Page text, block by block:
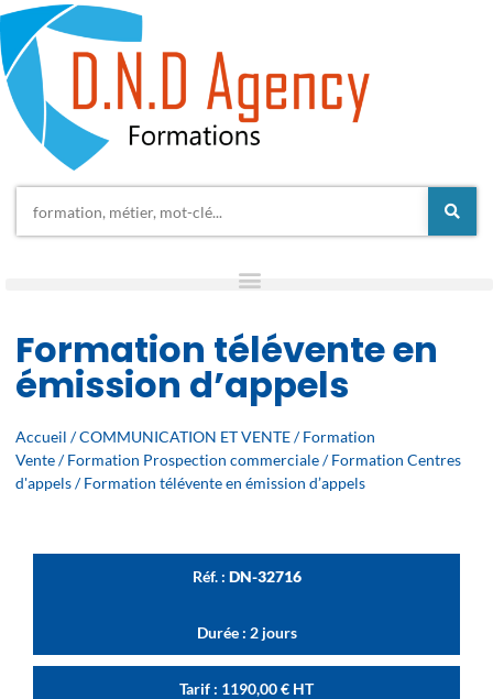
Formation télévente en
émission d’appels
Accueil /COMMUNICATION ET VENTE/Formation
Vente/Formation Prospection commerciale/Formation Centres
d'appels/ Formation télévente en émission d’appels
Réf. : DN-32716
Durée : 2 jours
Tarif : 1190,00€ HT